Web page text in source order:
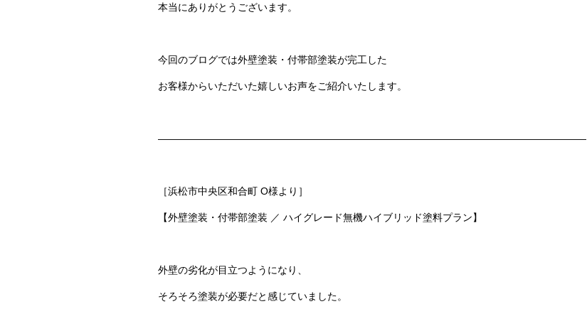
本当にありがとうございます。
今回のブログでは外壁塗装・付帯部塗装が完工した
お客様からいただいた嬉しいお声をご紹介いたします。
———————————————————————————————————————————
［浜松市中央区和合町 O様より］
【外壁塗装・付帯部塗装 ／ ハイグレード無機ハイブリッド塗料プラン】
外壁の劣化が目立つようになり、
そろそろ塗装が必要だと感じていました。